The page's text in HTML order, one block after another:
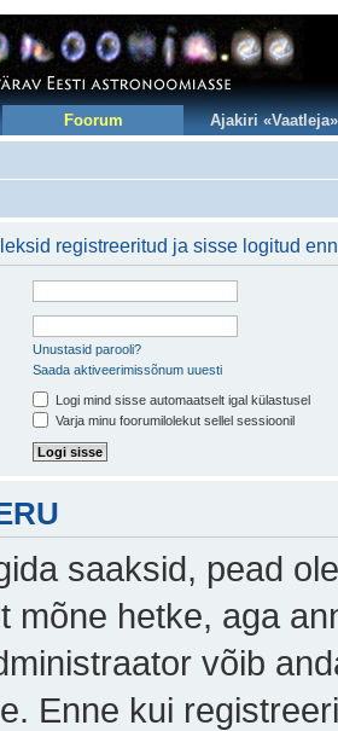
Foorum Ajakiri «Vaatleja»
registreeritud ja sisse logitud
Unustasid parooli?
Saada aktiveerimissõnum uuesti
Logi mind sisse automaatselt igal külastusel
Varja minu foorumilolekut sellel sessioonil
saaksid, pead
mõne hetke, aga
võib
Enne kui